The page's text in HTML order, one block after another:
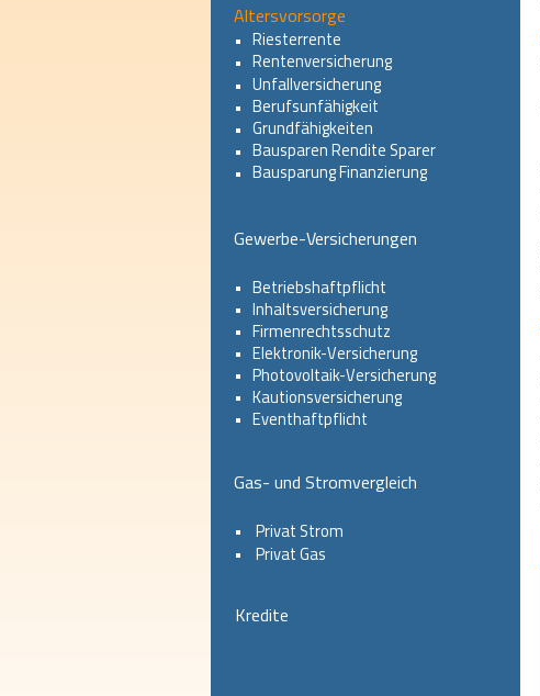
Altersvorsorge
• Riesterrente
• Rentenversicherung
• Unfallversicherung
• Berufsunfähigkeit
• Grundfähigkeiten
• Bausparen Rendite Sparer
• Bausparung Finanzierung
Gewerbe-Versicherungen
• Betriebshaftpflicht
• Inhaltsversicherung
• Firmenrechtsschutz
• Elektronik-Versicherung
• Photovoltaik-Versicherung
• Kautionsversicherung
• Eventhaftpflicht
Gas- und Stromvergleich
• Privat Strom
• Privat Gas
Kredite